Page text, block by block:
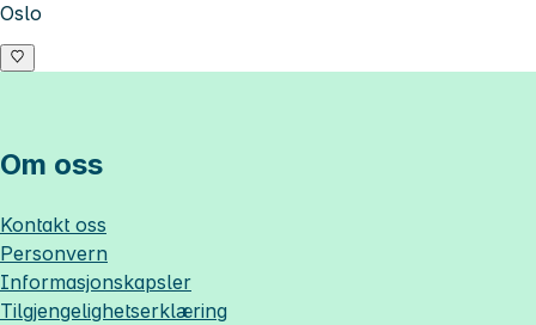
Oslo
Om oss
Kontakt oss
Personvern
Informasjonskapsler
Tilgjengelighetserklæring